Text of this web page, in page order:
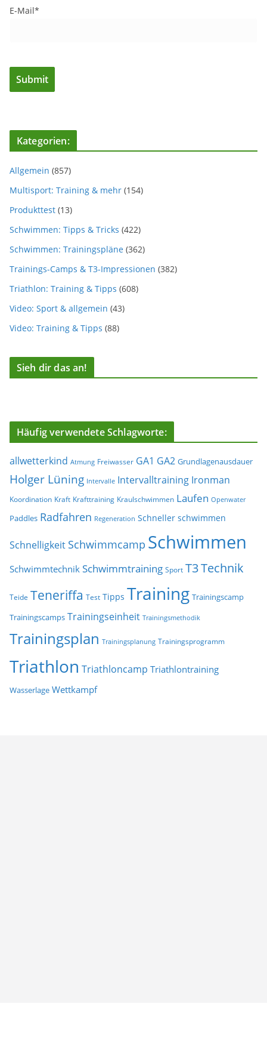
E-Mail*
Kategorien:
Allgemein (857)
Multisport: Training & mehr (154)
Produkttest (13)
Schwimmen: Tipps & Tricks (422)
Schwimmen: Trainingspläne (362)
Trainings-Camps & T3-Impressionen (382)
Triathlon: Training & Tipps (608)
Video: Sport & allgemein (43)
Video: Training & Tipps (88)
Sieh dir das an!
Häufig verwendete Schlagworte:
allwetterkind Atmung Freiwasser GA1 GA2 Grundlagenausdauer
Holger Lüning Intervalle Intervalltraining Ironman
Koordination Kraft Krafttraining Kraulschwimmen Laufen Openwater
Paddles Radfahren Regeneration Schneller schwimmen
Schnelligkeit Schwimmcamp Schwimmen
Schwimmtechnik Schwimmtraining Sport T3Technik
Teide Teneriffa Test Tipps Training Trainingscamp
Trainingscamps Trainingseinheit Trainingsmethodik
Trainingsplan Trainingsplanung Trainingsprogramm
Triathlon Triathloncamp Triathlontraining
Wasserlage Wettkampf